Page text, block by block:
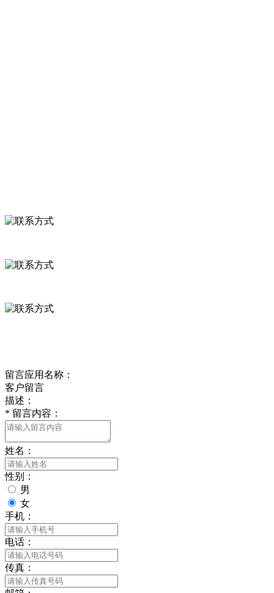
留言应用名称：
客户留言
描述：
* 留言内容：
姓名：
性别：
男
女
手机：
电话：
传真：